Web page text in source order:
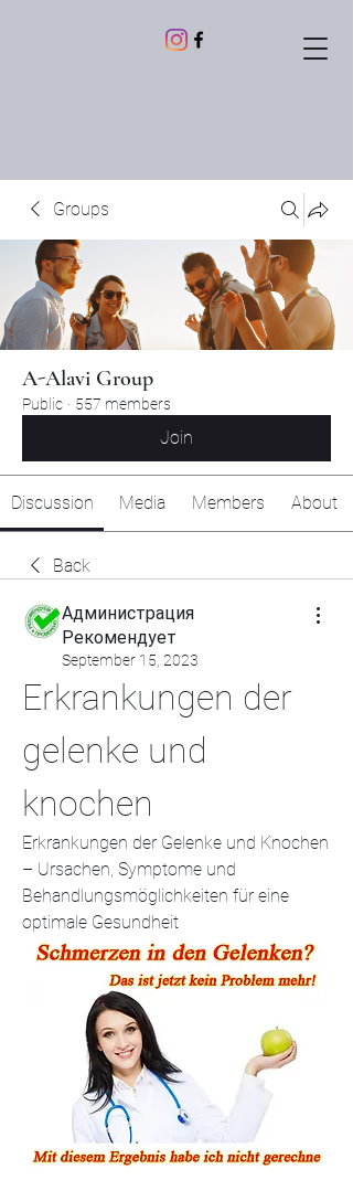
Groups
A-Alavi Group
Public · 557 members
Join
Discussion Media Members About
Back
Администрация
Рекомендует
September 15, 2023
Erkrankungen der
gelenke und
knochen
Erkrankungen der Gelenke und Knochen
– Ursachen, Symptome und
Behandlungsmöglichkeiten für eine
optimale Gesundheit